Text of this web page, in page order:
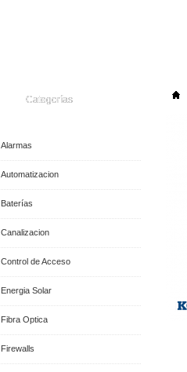
Categorías
Alarmas
Automatizacion
Baterías
Canalizacion
Control de Acceso
Energia Solar
Fibra Optica
Firewalls